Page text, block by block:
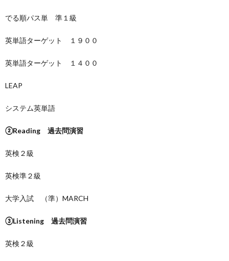
でる順パス単 準１級
英単語ターゲット １９００
英単語ターゲット １４００
LEAP
システム英単語
②Reading 過去問演習
英検２級
英検準２級
大学入試 （準）MARCH
③Listening 過去問演習
英検２級